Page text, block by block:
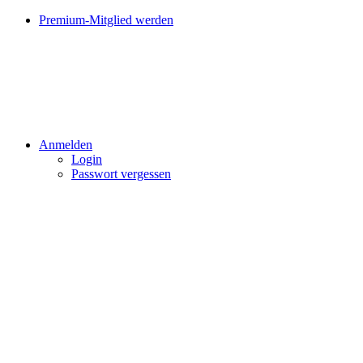
Premium-Mitglied werden
Anmelden
Login
Passwort vergessen